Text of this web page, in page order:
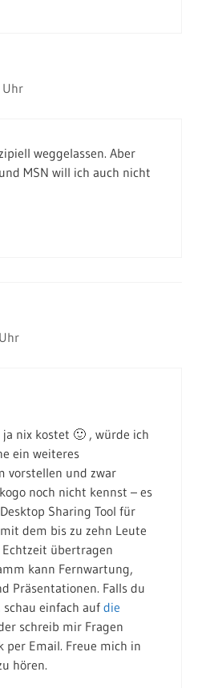
Uhr
weggelassen. Aber
MSN will ich auch nicht
nix kostet 🙂 , würde ich
ein weiteres
vorstellen und zwar
noch nicht kennst – es
Sharing Tool für
dem bis zu zehn Leute
übertragen
kann Fernwartung,
Präsentationen. Falls du
einfach auf die
schreib mir Fragen
per Email. Freue mich in
hören.